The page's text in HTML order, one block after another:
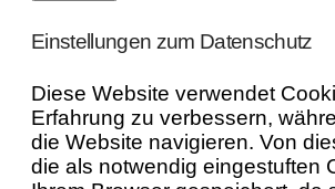
Einstellungen zum Datenschutz
Diese Website verwendet
Erfahrung zu verbessern,
die Website navigieren. Von
die als notwendig eingestuften